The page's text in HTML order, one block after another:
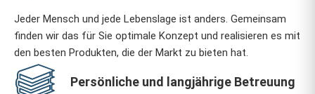
Jeder Mensch und jede Lebenslage ist anders. Gemeinsam
finden wir das für Sie optimale Konzept und realisieren es mit
den besten Produkten, die der Markt zu bieten hat.
Persönliche und langjährige Betreuung